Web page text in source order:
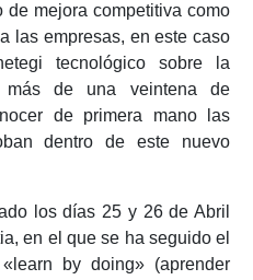
de mejora competitiva como
las empresas, en este caso
tecnológico sobre la
de una veintena de
de primera mano las
dentro de este nuevo
los días 25 y 26 de Abril
en el que se ha seguido el
by doing» (aprender